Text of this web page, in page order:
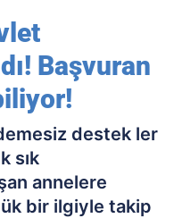
Başvuran
destek ler
sık
annelere
bir ilgiyle takip